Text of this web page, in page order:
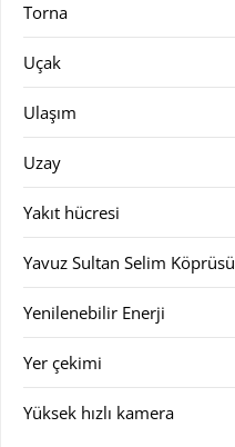
Torna
Uçak
Ulaşım
Uzay
Yakıt hücresi
Yavuz Sultan Selim Köprüsü
Yenilenebilir Enerji
Yer çekimi
Yüksek hızlı kamera